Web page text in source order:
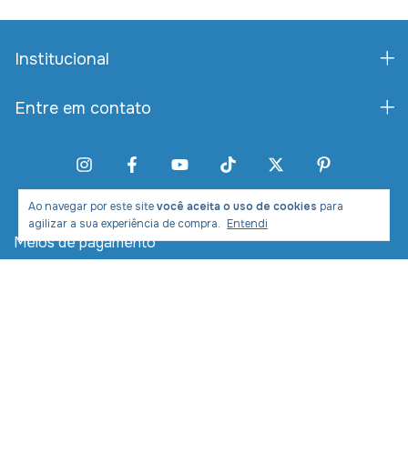
Ao navegar por este sitevocê aceita o uso de cookies para
agilizar a sua experiência de compra. Entendi
Institucional
Entre em contato
Meios de pagamento